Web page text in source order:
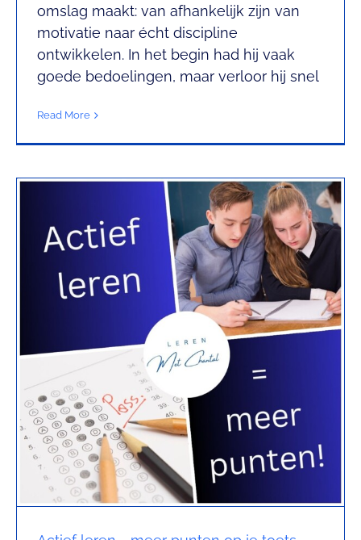
omslag maakt: van afhankelijk zijn van
motivatie naar écht discipline
ontwikkelen. In het begin had hij vaak
goede bedoelingen, maar verloor hij snel
Read More
Actief leren = meer punten op je
toets = hoger cijfer!
Leren met Chantal